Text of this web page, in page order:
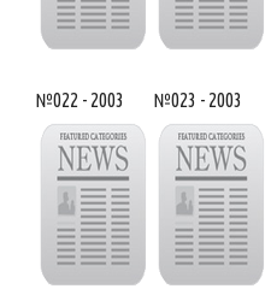
№022 - 2003 №023 - 2003